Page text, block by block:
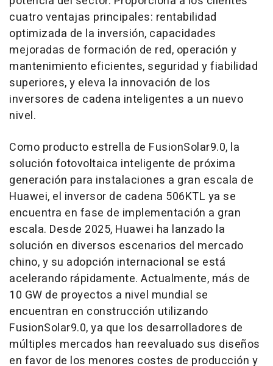
cuatro ventajas principales: rentabilidad
optimizada de la inversión, capacidades
mejoradas de formación de red, operación y
mantenimiento eficientes, seguridad y fiabilidad
superiores, y eleva la innovación de los
inversores de cadena inteligentes a un nuevo
nivel.
Como producto estrella de FusionSolar9.0, la
solución fotovoltaica inteligente de próxima
generación para instalaciones a gran escala de
Huawei, el inversor de cadena 506KTL ya se
encuentra en fase de implementación a gran
escala. Desde 2025, Huawei ha lanzado la
solución en diversos escenarios del mercado
chino, y su adopción internacional se está
acelerando rápidamente. Actualmente, más de
10 GW de proyectos a nivel mundial se
encuentran en construcción utilizando
FusionSolar9.0, ya que los desarrolladores de
múltiples mercados han reevaluado sus diseños
en favor de los menores costes de producción y